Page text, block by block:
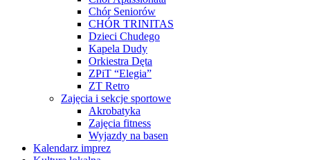
Chór Seniorów
CHÓR TRINITAS
Dzieci Chudego
Kapela Dudy
Orkiestra Dęta
ZPiT “Elegia”
ZT Retro
Zajęcia i sekcje sportowe
Akrobatyka
Zajęcia fitness
Wyjazdy na basen
Kalendarz imprez